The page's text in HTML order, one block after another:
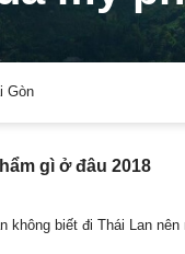
Gòn
gì ở đâu 2018
không biết đi Thái Lan nên